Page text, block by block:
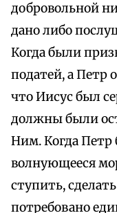
добровольной
дано либо
Когда были
податей, а Петр
что Иисус был
должны были
Ним. Когда Петр
волнующееся
ступить,
потребовано